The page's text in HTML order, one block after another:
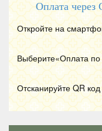
Оплата через
Откройте на
Выберите«Оплата по
Отсканируйте QR